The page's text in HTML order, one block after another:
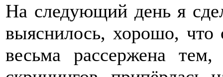
На следующий день я
выяснилось, хорошо, что
весьма рассержена